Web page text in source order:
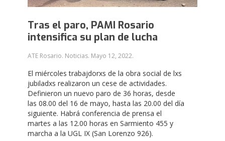
Tras el paro, PAMI Rosario
intensifica su plan de lucha
ATE Rosario. Noticias. Mayo 12, 2022.
El miércoles trabajdorxs de la obra social de lxs
jubiladxs realizaron un cese de actividades.
Definieron un nuevo paro de 36 horas, desde
las 08.00 del 16 de mayo, hasta las 20.00 del día
siguiente. Habrá conferencia de prensa el
martes a las 12.00 horas en Sarmiento 455 y
marcha a la UGL IX (San Lorenzo 926).